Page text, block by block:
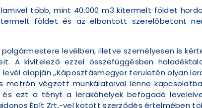
több, mint 40.000 m3 kitermelt földet
földet és az elbontott szerelőbetont
polgármestere levélben, illetve személyesen is
A kivitelező ezzel összefüggésben
alapján „Káposztásmegyer területén olyan
metrón végzett munkálataival lenne
és ezt a tényt a lerakóhelyek befogadó
Épít Zrt.-vel kötött szerződés értelmében